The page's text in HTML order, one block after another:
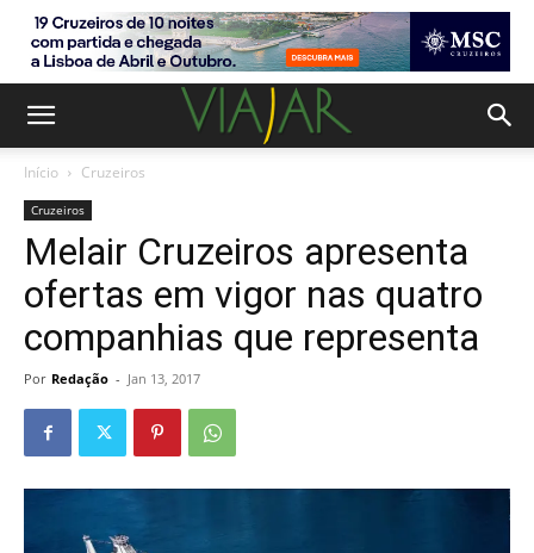
Início Cruzeiros
Cruzeiros
Melair Cruzeiros apresenta
ofertas em vigor nas quatro
companhias que representa
Por Redação - Jan 13, 2017